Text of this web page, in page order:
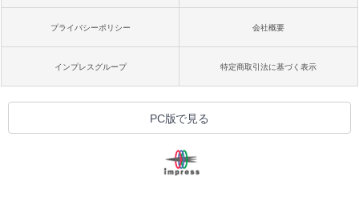
プライバシーポリシー 会社概要
インプレスグループ 特定商取引法に基づく表示
PC版で見る